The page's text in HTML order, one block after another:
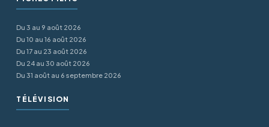
Du 3 au 9 août 2026
Du 10 au 16 août 2026
Du 17 au 23 août 2026
Du 24 au 30 août 2026
Du 31 août au 6 septembre 2026
TÉLÉVISION